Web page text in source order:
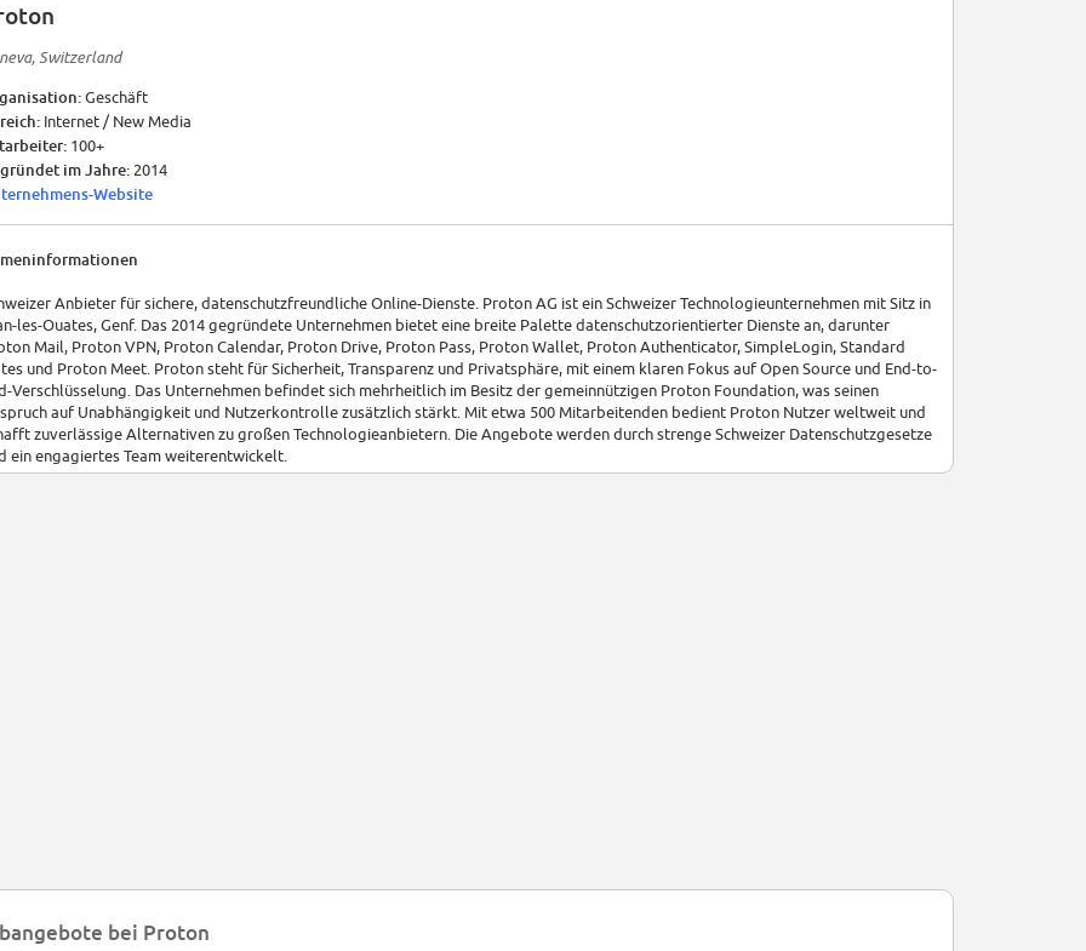
Switzerland
Geschäft
Internet / New Media
100+
im Jahre: 2014
Website
Anbieter für sichere, datenschutzfreundliche Online-Dienste. Proton AG ist ein Schweizer Technologieunternehmen mit Sitz in
les-Ouates, Genf. Das 2014 gegründete Unternehmen bietet eine breite Palette datenschutzorientierter Dienste an, darunter
Mail, Proton VPN, Proton Calendar, Proton Drive, Proton Pass, Proton Wallet, Proton Authenticator, SimpleLogin, Standard
und Proton Meet. Proton steht für Sicherheit, Transparenz und Privatsphäre, mit einem klaren Fokus auf Open Source und End-to-
Verschlüsselung. Das Unternehmen befindet sich mehrheitlich im Besitz der gemeinnützigen Proton Foundation, was seinen
auf Unabhängigkeit und Nutzerkontrolle zusätzlich stärkt. Mit etwa 500 Mitarbeitenden bedient Proton Nutzer weltweit und
zuverlässige Alternativen zu großen Technologieanbietern. Die Angebote werden durch strenge Schweizer Datenschutzgesetze
ein engagiertes Team weiterentwickelt.
bei Proton